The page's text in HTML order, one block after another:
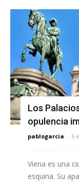
Los
opulencia
pablogarcia - 6
Viena es una
esquina. Su